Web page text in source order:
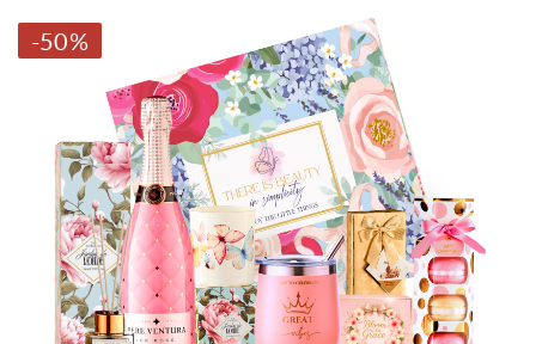
-50%